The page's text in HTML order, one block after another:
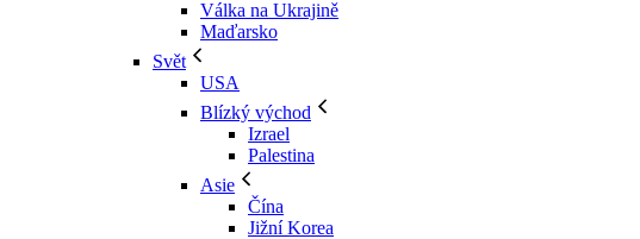
Válka na Ukrajině
Maďarsko
Svět
USA
Blízký východ
Izrael
Palestina
Asie
Čína
Jižní Korea